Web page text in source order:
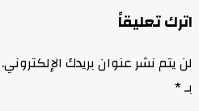
اترك تعليقاً
لن يتم نشر عنوان بريدك الإلكتروني.
بـ*